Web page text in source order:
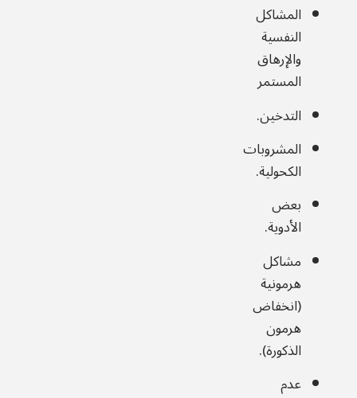
المشاكل
النفسية
والإرهاق
المستمر
التدخين.
المشروبات
الكحولية.
بعض
الأدوية.
مشاكل
هرمونية
(انخفاض
هرمون
الذكورة).
عدم